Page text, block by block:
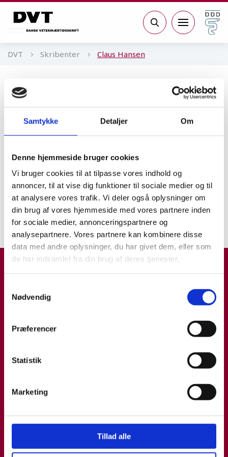
Samtykke Detaljer Om
Denne hjemmeside bruger cookies
Vi bruger cookies til at tilpasse vores indhold og
annoncer, til at vise dig funktioner til sociale medier og til
at analysere vores trafik. Vi deler også oplysninger om
din brug af vores hjemmeside med vores partnere inden
for sociale medier, annonceringspartnere og
analysepartnere. Vores partnere kan kombinere disse
data med andre oplysninger, du har givet dem, eller som
de har indsamlet fra din brug af deres tjenester.
Nødvendig
Præferencer
Statistik
Marketing
Tillad alle
Søg
DVT Skribenter Claus Hansen
Claus Hansen
Sektion for Dyrevelfærd, Bæredygtighed
og Digitalisering, Teknologisk Institut
Kunstig intelligens
AI som brobygger mellem
teknologi og biologi
25.08.25 INDBLIK